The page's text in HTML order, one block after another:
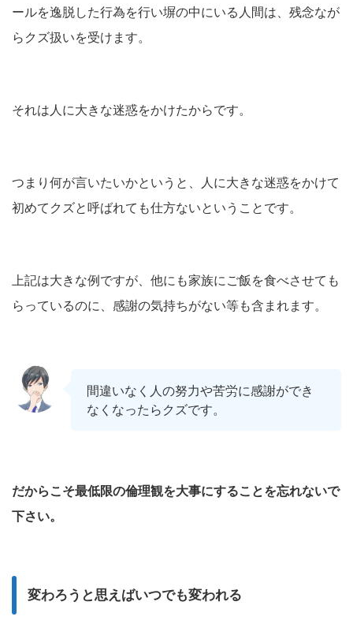
ールを逸脱した行為を行い塀の中にいる人間は、残念なが
らクズ扱いを受けます。
それは人に大きな迷惑をかけたからです。
つまり何が言いたいかというと、人に大きな迷惑をかけて
初めてクズと呼ばれても仕方ないということです。
上記は大きな例ですが、他にも家族にご飯を食べさせても
らっているのに、感謝の気持ちがない等も含まれます。
間違いなく人の努力や苦労に感謝ができ
なくなったらクズです。
だからこそ最低限の倫理観を大事にすることを忘れないで
下さい。
変わろうと思えばいつでも変われる